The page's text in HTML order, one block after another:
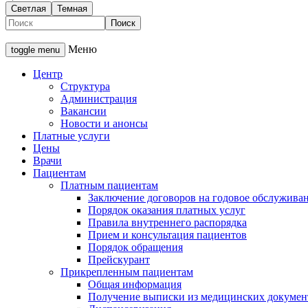
Светлая Темная
toggle menu Меню
Центр
Структура
Администрация
Вакансии
Новости и анонсы
Платные услуги
Цены
Врачи
Пациентам
Платным пациентам
Заключение договоров на годовое
Порядок оказания платных услуг
Правила внутреннего распорядка
Прием и консультация пациентов
Порядок обращения
Прейскурант
Прикрепленным пациентам
Общая информация
Получение выписки из медицинских